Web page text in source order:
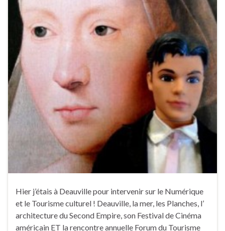
Hier j’étais à Deauville pour intervenir sur le Numérique
et le Tourisme culturel ! Deauville, la mer, les Planches, l’
architecture du Second Empire, son Festival de Cinéma
américain ET la rencontre annuelle Forum du Tourisme